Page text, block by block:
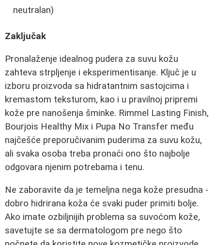
neutralan)
Zaključak
Pronalaženje idealnog pudera za suvu kožu
zahteva strpljenje i eksperimentisanje. Ključ je u
izboru proizvoda sa hidratantnim sastojcima i
kremastom teksturom, kao i u pravilnoj pripremi
kože pre nanošenja šminke. Rimmel Lasting Finish,
Bourjois Healthy Mix i Pupa No Transfer među
najčešće preporučivanim puderima za suvu kožu,
ali svaka osoba treba pronaći ono što najbolje
odgovara njenim potrebama i tenu.
Ne zaboravite da je temeljna nega kože presudna -
dobro hidrirana koža će svaki puder primiti bolje.
Ako imate ozbiljnijih problema sa suvoćom kože,
savetujte se sa dermatologom pre nego što